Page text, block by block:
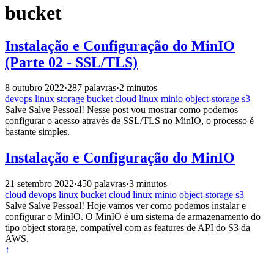
bucket
Instalação e Configuração do MinIO
(Parte 02 - SSL/TLS)
8 outubro 2022·287 palavras·2 minutos
devops linux storage bucketcloud linux minio object-storage s3
Salve Salve Pessoal! Nesse post vou mostrar como podemos
configurar o acesso através de SSL/TLS no MinIO, o processo é
bastante simples.
Instalação e Configuração do MinIO
21 setembro 2022·450 palavras·3 minutos
cloud devops linux bucket cloud linux minio object-storage s3
Salve Salve Pessoal! Hoje vamos ver como podemos instalar e
configurar o MinIO. O MinIO é um sistema de armazenamento do
tipo object storage, compatível com as features de API do S3 da
AWS.
↑